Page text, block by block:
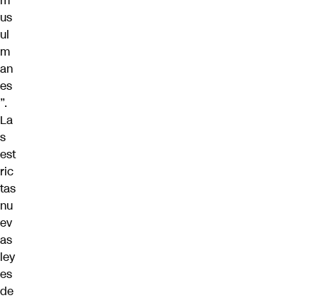
us
ul
m
an
es
”.
La
s
est
ric
tas
nu
ev
as
ley
es
de